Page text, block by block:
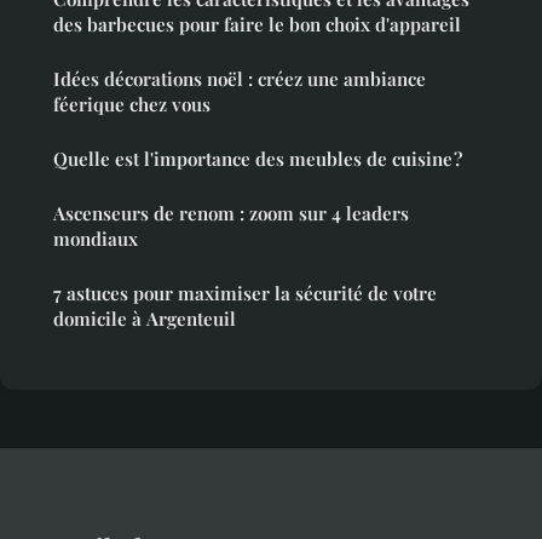
des barbecues pour faire le bon choix d'appareil
Idées décorations noël : créez une ambiance
féerique chez vous
Quelle est l'importance des meubles de cuisine ?
Ascenseurs de renom : zoom sur 4 leaders
mondiaux
7 astuces pour maximiser la sécurité de votre
domicile à Argenteuil